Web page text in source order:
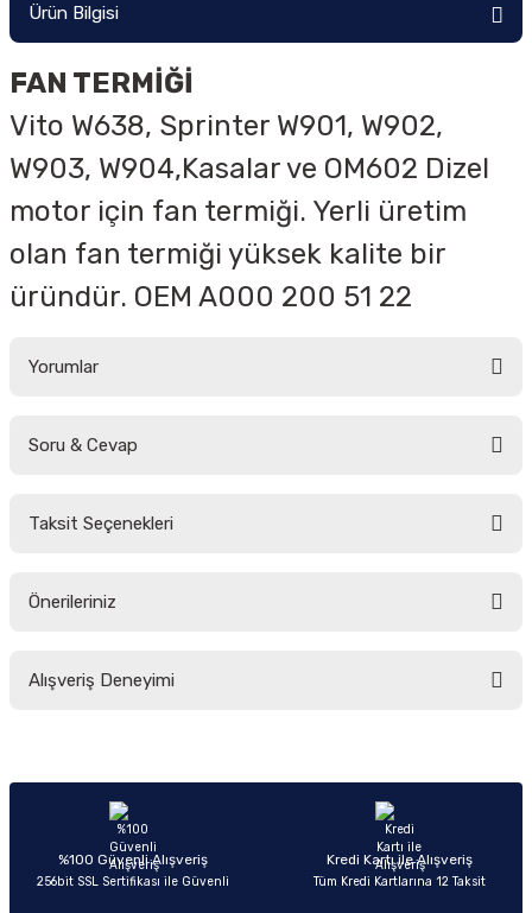
Ürün Bilgisi
FAN TERMİĞİ
Vito W638, Sprinter W901, W902,
W903, W904,Kasalar ve OM602 Dizel
motor için fan termiği. Yerli üretim
olan fan termiği yüksek kalite bir
üründür. OEM A000 200 51 22
Yorumlar
Soru & Cevap
Taksit Seçenekleri
Önerileriniz
yetersiz gördüğünüz noktaları öneri formunu kullanarak tarafımıza
Ürün açıklamasında eksik bilgiler bulunuyor.
Ürün bilgilerinde hatalar bulunuyor.
Ürün fiyatı diğer sitelerden daha pahalı.
Alışveriş Deneyimi
Sitemize ilk yorumu siz yapın!
%100 Güvenli Alışveriş
256bit SSL Sertifikası ile Güvenli
Kredi Kartı ile Alışveriş
Tüm Kredi Kartlarına 12 Taksit